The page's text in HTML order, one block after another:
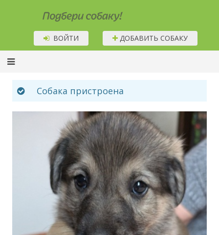
Подбери собаку!
ВОЙТИ ДОБАВИТЬ СОБАКУ
Собака пристроена